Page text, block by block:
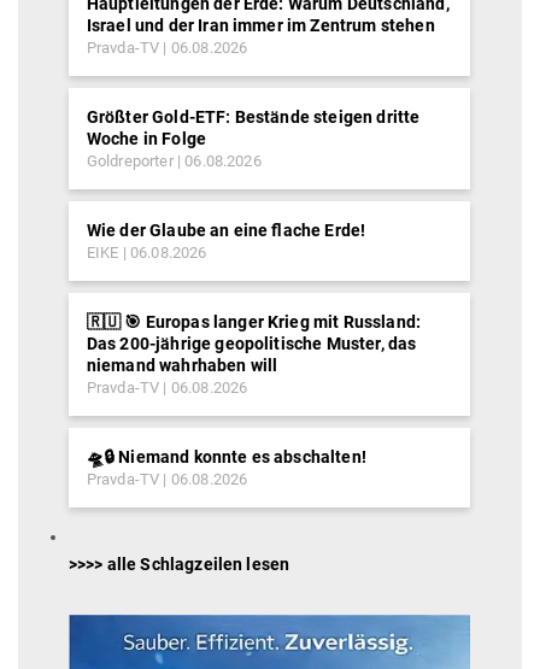
Israel und der Iran immer im Zentrum stehen
Pravda-TV 06.08.2026
Größter Gold-ETF: Bestände steigen dritte
Woche in Folge
Goldreporter 06.08.2026
Wie der Glaube an eine flache Erde!
EIKE 06.08.2026
🇷🇺 🎯 Europas langer Krieg mit Russland:
Das 200-jährige geopolitische Muster, das
niemand wahrhaben will
Pravda-TV 06.08.2026
🛸🔒 Niemand konnte es abschalten!
Pravda-TV 06.08.2026
>>>> alle Schlagzeilen lesen